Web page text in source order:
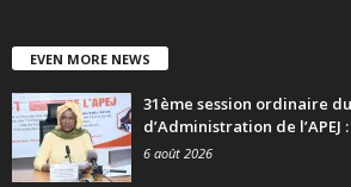
EVEN MORE NEWS
31ème session ordinaire
d’Administration de
6 août 2026